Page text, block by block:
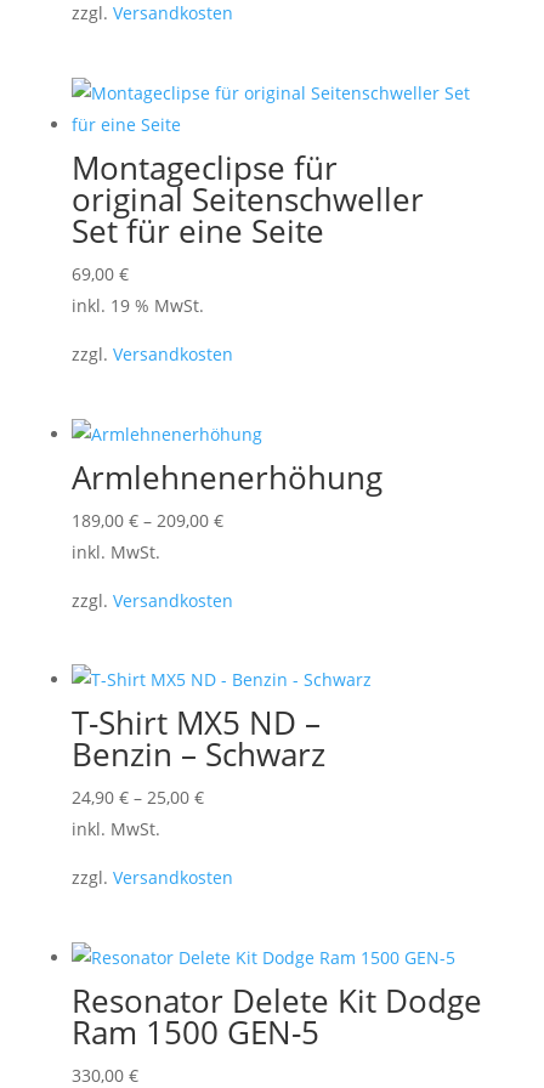
zzgl. Versandkosten
Montageclipse für
original Seitenschweller
Set für eine Seite
69,00 €
inkl. 19 % MwSt.
zzgl. Versandkosten
Armlehnenerhöhung
189,00 €– 209,00 €
auf.
Die
Optionen
können
inkl. MwSt.
zzgl. Versandkosten
T-Shirt MX5 ND –
Benzin – Schwarz
24,90 €– 25,00 €
auf.
Die
Optionen
können
inkl. MwSt.
zzgl. Versandkosten
Resonator Delete Kit Dodge
Ram 1500 GEN-5
330,00 €